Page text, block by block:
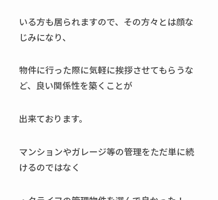
いる方も居られますので、その方々とは顔な
じみになり、
物件に行った際に気軽に挨拶させてもらうな
ど、良い関係性を築くことが
出来ております。
マンションやガレージ等の管理をただ単に続
けるのではなく